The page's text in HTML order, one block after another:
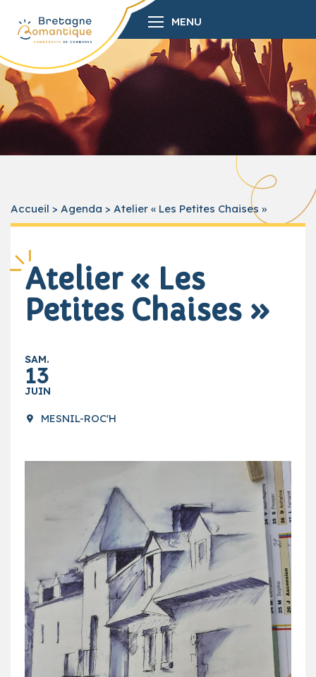
MENU
Accueil > Agenda > Atelier « Les Petites Chaises »
Atelier « Les
Petites Chaises »
SAM.
13
JUIN
MESNIL-ROC'H